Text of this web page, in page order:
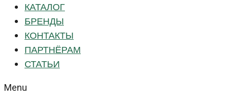
КАТАЛОГ
БРЕНДЫ
КОНТАКТЫ
ПАРТНЁРАМ
СТАТЬИ
Menu